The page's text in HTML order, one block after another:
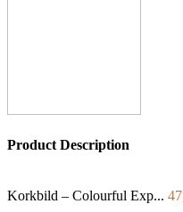
Product Description
Korkbild – Colourful Exp...